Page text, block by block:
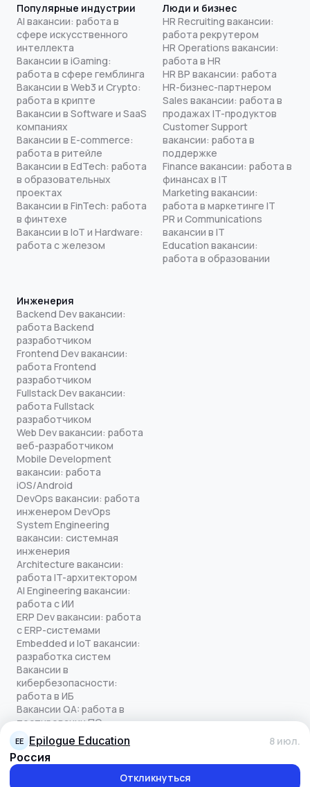
EE Epilogue Education 8 июл.
Россия
Откликнуться
Популярные индустрии
AI вакансии: работа в
сфере искусственного
интеллекта
Вакансии в iGaming:
работа в сфере гемблинга
Вакансии в Web3 и Crypto:
работа в крипте
Вакансии в Software и SaaS
компаниях
Вакансии в E-commerce:
работа в ритейле
Вакансии в EdTech: работа
в образовательных
проектах
Вакансии в FinTech: работа
в финтехе
Вакансии в IoT и Hardware:
работа с железом
Люди и бизнес
HR Recruiting вакансии:
работа рекрутером
HR Operations вакансии:
работа в HR
HR BP вакансии: работа
HR-бизнес-партнером
Sales вакансии: работа в
продажах IT-продуктов
Customer Support
вакансии: работа в
поддержке
Finance вакансии: работа в
финансах в IT
Marketing вакансии:
работа в маркетинге IT
PR и Communications
вакансии в IT
Education вакансии:
работа в образовании
Инженерия
Backend Dev вакансии:
работа Backend
разработчиком
Frontend Dev вакансии:
работа Frontend
разработчиком
Fullstack Dev вакансии:
работа Fullstack
разработчиком
Web Dev вакансии: работа
веб-разработчиком
Mobile Development
вакансии: работа
iOS/Android
DevOps вакансии: работа
инженером DevOps
System Engineering
вакансии: системная
инженерия
Architecture вакансии:
работа IT-архитектором
AI Engineering вакансии:
работа с ИИ
ERP Dev вакансии: работа
с ERP-системами
Embedded и IoT вакансии:
разработка систем
Вакансии в
кибербезопасности:
работа в ИБ
Вакансии QA: работа в
тестировании ПО
© quick-offer.ru 2024–2026
Политика конфиденциальности